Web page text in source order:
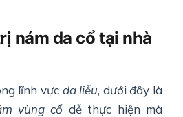
nám da cổ tại nhà
lĩnh vực da liễu, dưới đây là
vùng cổ dễ thực hiện mà